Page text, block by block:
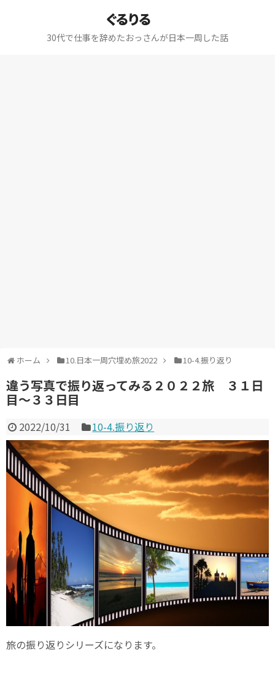
ぐるりる
30代で仕事を辞めたおっさんが日本一周した話
ホーム 10.日本一周穴埋め旅2022 10-4.振り返り
違う写真で振り返ってみる２０２２旅 ３１日
目～３３日目
2022/10/31 10-4.振り返り
旅の振り返りシリーズになります。